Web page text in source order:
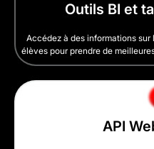
Outils BI et
Accédez à des informations
élèves pour prendre de
API